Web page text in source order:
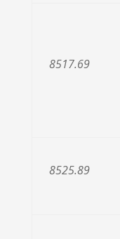
8517.69
8525.89